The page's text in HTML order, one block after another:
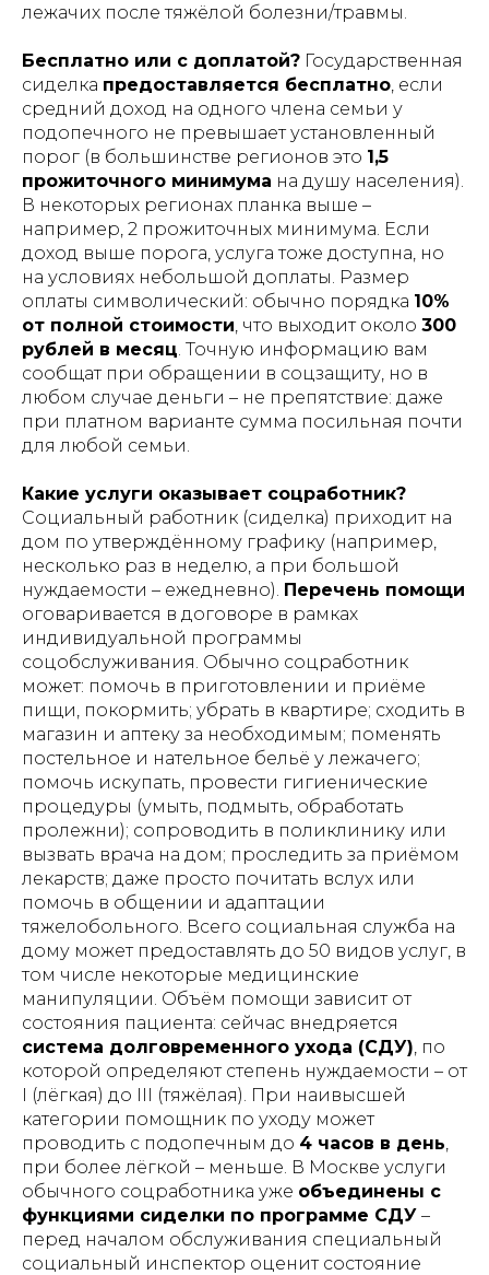
лежачих после тяжёлой болезни/травмы.
Бесплатно или с доплатой? Государственная
сиделка предоставляется бесплатно, если
средний доход на одного члена семьи у
подопечного не превышает установленный
порог (в большинстве регионов это 1,5
прожиточного минимума на душу населения​).
В некоторых регионах планка выше –
например, 2 прожиточных минимума​. Если
доход выше порога, услуга тоже доступна, но
на условиях небольшой доплаты. Размер
оплаты символический: обычно порядка 10%
от полной стоимости, что выходит около 300
рублей в месяц​. Точную информацию вам
сообщат при обращении в соцзащиту, но в
любом случае деньги – не препятствие: даже
при платном варианте сумма посильная почти
для любой семьи.
Какие услуги оказывает соцработник?
Социальный работник (сиделка) приходит на
дом по утверждённому графику (например,
несколько раз в неделю, а при большой
нуждаемости – ежедневно). Перечень помощи
оговаривается в договоре в рамках
индивидуальной программы
соцобслуживания. Обычно соцработник
может: помочь в приготовлении и приёме
пищи, покормить; убрать в квартире; сходить в
магазин и аптеку за необходимым; поменять
постельное и нательное бельё у лежачего;
помочь искупать, провести гигиенические
процедуры (умыть, подмыть, обработать
пролежни); сопроводить в поликлинику или
вызвать врача на дом; проследить за приёмом
лекарств; даже просто почитать вслух или
помочь в общении и адаптации
тяжелобольного​. Всего социальная служба на
дому может предоставлять до 50 видов услуг, в
том числе некоторые медицинские
манипуляции​. Объём помощи зависит от
состояния пациента: сейчас внедряется
система долговременного ухода (СДУ), по
которой определяют степень нуждаемости – от
I (лёгкая) до III (тяжёлая). При наивысшей
категории помощник по уходу может
проводить с подопечным до 4 часов в день​,
при более лёгкой – меньше. В Москве услуги
обычного соцработника уже объединены с
функциями сиделки по программе СДУ –
перед началом обслуживания специальный
социальный инспектор оценит состояние